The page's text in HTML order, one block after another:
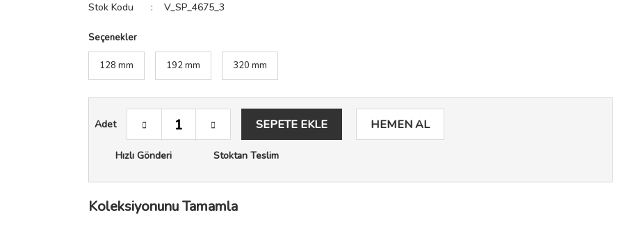
Stok Kodu
V_SP_4675_3
Seçenekler
128 mm 192 mm 320 mm
Adet SEPETE EKLE HEMEN AL
Hızlı Gönderi Stoktan Teslim
Koleksiyonunu Tamamla